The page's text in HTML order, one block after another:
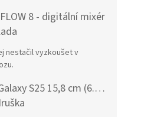
8 - digitální mixér
je 5 z 5 hvězdiček.
nestačil vyzkoušet v
Samsung Galaxy S25 15,8 cm (6.2") Dual SIM Android 15 5G USB typu C 12 GB 256 GB 4000 mAh Námořnická modrá
je 1 z 5 hvězdiček.